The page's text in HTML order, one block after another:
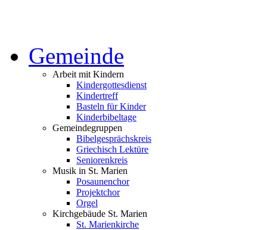
Gemeinde
Arbeit mit Kindern
Kindergottesdienst
Kindertreff
Basteln für Kinder
Kinderbibeltage
Gemeindegruppen
Bibelgesprächskreis
Griechisch Lektüre
Seniorenkreis
Musik in St. Marien
Posaunenchor
Projektchor
Orgel
Kirchgebäude St. Marien
St. Marienkirche